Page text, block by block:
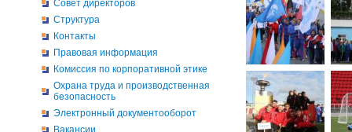
Совет директоров
Структура
Контакты
Правовая информация
Комиссия по корпоративной этике
Охрана труда и производственная
безопасность
Электронный документооборот
Вакансии